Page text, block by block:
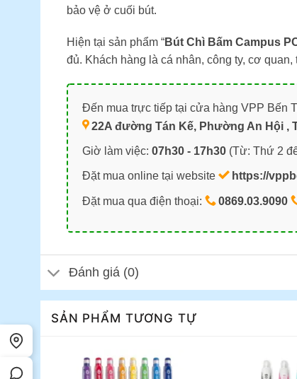
bảo vệ ở cuối bút.
Hiện tại sản phẩm “Bút Chì Bấm Campus
đủ. Khách hàng là cá nhân, công ty, cơ
Đến mua trực tiếp tại cửa hàng VPP Bến
22A đường Tán Kế, Phường An Hội ,
Giờ làm việc: 07h30 - 17h30(Từ: Thứ 2
Đặt mua online tại website https://
Đặt mua qua điện thoại: 0869.03.9090
Đánh giá (0)
SẢN PHẨM TƯƠNG TỰ